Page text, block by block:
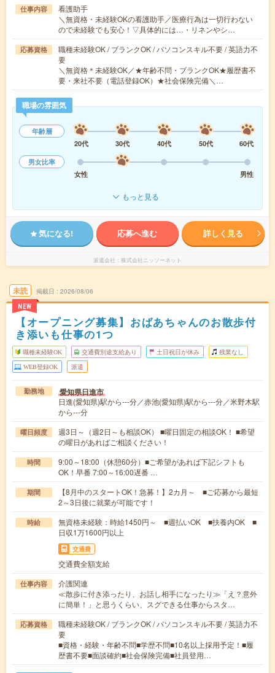
仕事内容
看護助手
＼無資格・未経験OKの看護助手／医療行為は一切行わない
ので未経験でも安心！▽具体的には…・リネンやシ…
応募資格
職種未経験OK / ブランクOK / パソコンスキル不要 / 英語力不
要
＼無資格＊未経験OK／★年齢不問・ブランクOK★履歴書不
要・来社不要（電話登録OK）★社会保険完備＼…
職場の雰囲気
年齢層
20代
30代 40代 50代
60代
男女比率
女性
男性
もっと見る
気になる! 応募へ進む 詳しく見る
派遣会社 株式会社ニッソーネット
未読
NEW
掲載日 2026/08/06
【オープニング募集】おばあちゃんのお散歩付
き添いも仕事の1つ
職種未経験OK 交通費別途支給あり 土日祝日が休み 残業なし
WEB登録OK 派遣
勤務地 愛知県日進市
日進(愛知県)駅から---分／赤池(愛知県)駅から---分／米野木駅
から---分
曜日頻度
週3日～（週2日～も相談OK） ■曜日固定の相談OK！ ■希望
の曜日があればご相談ください！
時間
9:00～18:00（休憩60分）■ご希望があれば下記シフトも
OK！早番 7:00～16:00遅番 …
期間
【8月中のスタートOK！急募！】2カ月～ ■ご応募から最短
2～3日後に就業が可能です！
時給
無資格未経験：時給1450円～ ■週払いOK ■扶養内OK ■
日収1万1600円以上
交通費
交通費全額支給
仕事内容
介護関連
≪散歩に付き添ったり、お話し相手になったり≫「え？意外
に簡単！」と思うくらい、スグできる仕事からスタ…
応募資格
職種未経験OK / ブランクOK / パソコンスキル不要 / 英語力不
要
■資格・経験・年齢不問■学歴不問■10名以上採用予定！■履
歴書不要■面談確約■社会保険完備■社員登用…